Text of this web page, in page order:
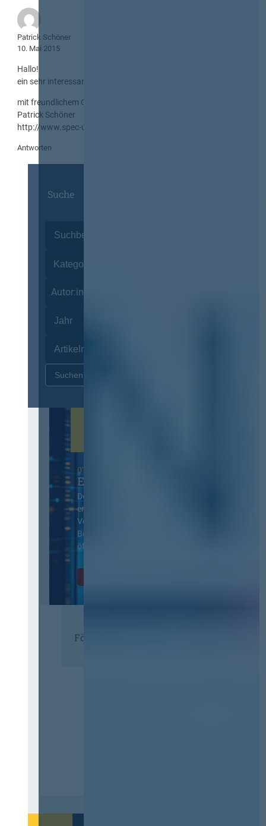
Patrick Schöner
10. Mai 2015
Hallo!
ein sehr interessanter und hilfreicher Artikel. Vielen Dank
mit freundlichem Gruss
Patrick Schöner
http://www.spec-ug.com
Antworten
Suche
Autor:innen
07. Oktober 2026 in Berlin
EVB-IT Thementag
Der Thementag für die
ergänzenden
Vertragsbedingungen von IT-
Beschaffung in der
öffentlichen Verwaltung
Förderer